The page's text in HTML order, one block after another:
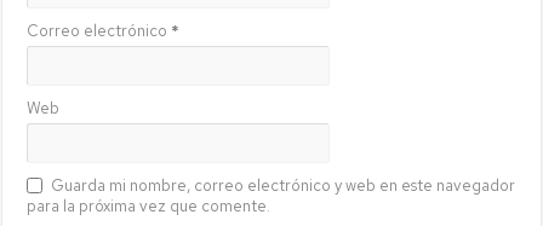
Correo electrónico *
Web
Guarda mi nombre, correo electrónico y web en este navegador
para la próxima vez que comente.